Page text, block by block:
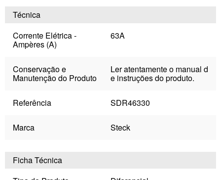
Técnica
Corrente Elétrica -
Ampères (A)
63A
Conservação e
Manutenção do Produto
Ler atentamente o manual d
e instruções do produto.
Referência SDR46330
Marca Steck
Ficha Técnica